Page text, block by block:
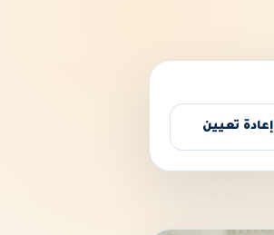
إعادة تعيين